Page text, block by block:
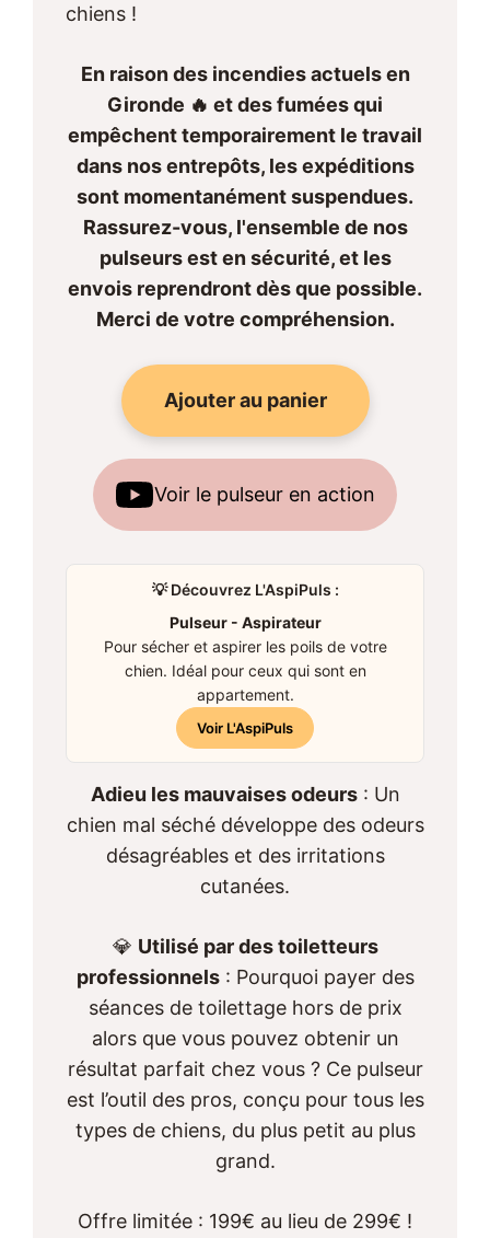
chiens !
En raison des incendies actuels en
Gironde 🔥 et des fumées qui
empêchent temporairement le travail
dans nos entrepôts, les expéditions
sont momentanément suspendues.
Rassurez-vous, l'ensemble de nos
pulseurs est en sécurité, et les
envois reprendront dès que possible.
Merci de votre compréhension.
Ajouter au panier
Voir le pulseur en action
💡 Découvrez L'AspiPuls :
Pulseur - Aspirateur
Pour sécher et aspirer les poils de votre
chien. Idéal pour ceux qui sont en
appartement.
Voir L'AspiPuls
Adieu les mauvaises odeurs: Un
chien mal séché développe des odeurs
désagréables et des irritations
cutanées.
💎 Utilisé par des toiletteurs
professionnels: Pourquoi payer des
séances de toilettage hors de prix
alors que vous pouvez obtenir un
résultat parfait chez vous ? Ce pulseur
est l’outil des pros, conçu pour tous les
types de chiens, du plus petit au plus
grand.
Offre limitée : 199€ au lieu de 299€ !